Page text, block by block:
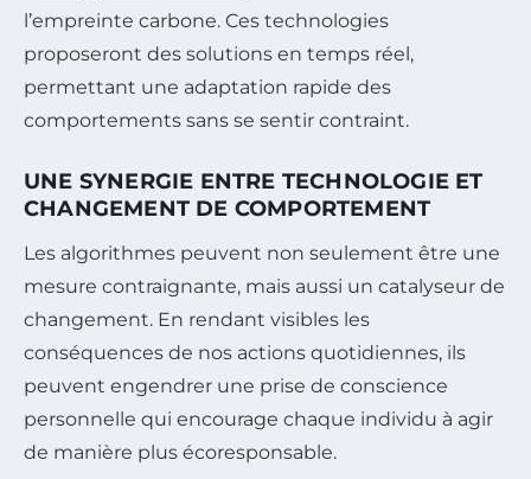
l’empreinte carbone. Ces technologies
proposeront des solutions en temps réel,
permettant une adaptation rapide des
comportements sans se sentir contraint.
UNE SYNERGIE ENTRE TECHNOLOGIE ET
CHANGEMENT DE COMPORTEMENT
Les algorithmes peuvent non seulement être une
mesure contraignante, mais aussi un catalyseur de
changement. En rendant visibles les
conséquences de nos actions quotidiennes, ils
peuvent engendrer une prise de conscience
personnelle qui encourage chaque individu à agir
de manière plus écoresponsable.